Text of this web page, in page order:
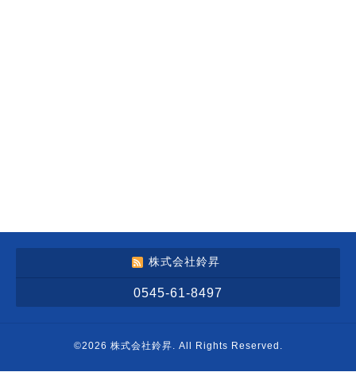
株式会社鈴昇
0545-61-8497
©2026 株式会社鈴昇. All Rights Reserved.